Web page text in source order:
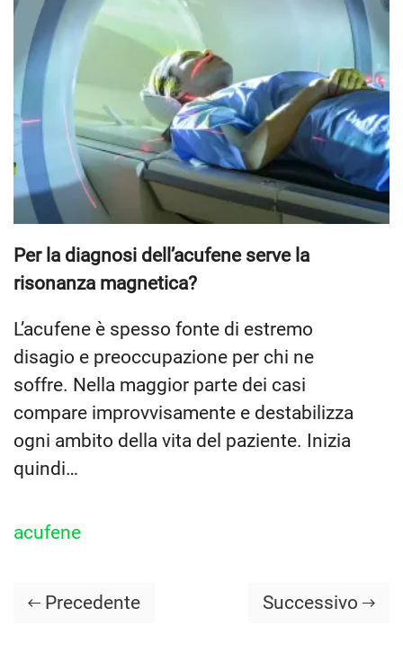
Per la diagnosi dell’acufene serve la
risonanza magnetica?
L’acufene è spesso fonte di estremo
disagio e preoccupazione per chi ne
soffre. Nella maggior parte dei casi
compare improvvisamente e destabilizza
ogni ambito della vita del paziente. Inizia
quindi…
acufene
Precedente Successivo